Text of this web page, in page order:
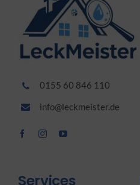
0155 60 846 110
info@leckmeister.de
Services